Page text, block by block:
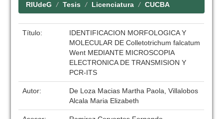
RIUdeG Tesis Licenciatura CUCBA
Título:
IDENTIFICACION MORFOLOGICA Y
MOLECULAR DE Colletotrichum falcatum
Went MEDIANTE MICROSCOPIA
ELECTRONICA DE TRANSMISION Y
PCR-ITS
Autor:
De Loza Macias Martha Paola, Villalobos
Alcala Maria Elizabeth